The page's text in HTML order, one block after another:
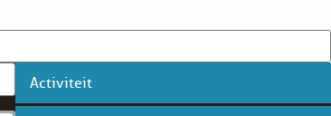
Activiteit